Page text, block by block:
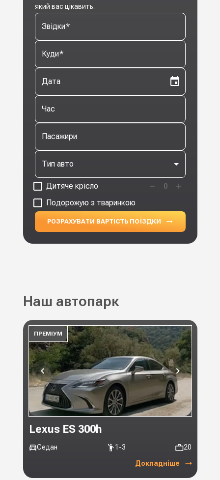
який вас цікавить.
Звідки*
Куди*
Дата
Час
Пасажири
Тип авто
Дитяче крісло 0
Подорожую з тваринкою
РОЗРАХУВАТИ ВАРТІСТЬ ПОЇЗДКИ
Наш автопарк
ПРЕМІУМ
Lexus ES 300h
Седан 1-3 20
Докладніше